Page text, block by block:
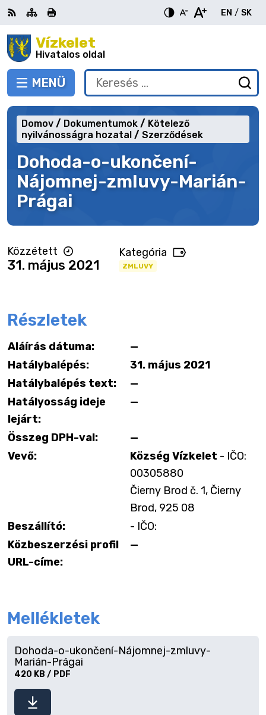
Ugrás
a
tartalomraVízkelet
Hivatalos oldal
VÁLTÁS
MENÜ
RSS Oldaltérkép
Nyomtatás
EN
English
/ SK
Keresés:
be
a
Dohoda-o-ukončení-
Nájomnej-zmluvy-Marián-
Prágai
Domov Dokumentumok
Kötelező
nyilvánosságra hozatal
Szerződések
Közzétett
31. május 2021
Kategória
ZMLUVY
Részletek
Aláírás dátuma:
—
Hatálybalépés:
31. május 2021
Hatálybalépés text:
—
Hatályosság ideje
lejárt:
—
Összeg DPH-val:
—
Vevő:
Község Vízkelet - IČO:
00305880
Čierny Brod č. 1, Čierny
Brod, 925 08
Beszállító:
- IČO:
Közbeszerzési profil
URL-címe:
—
Mellékletek
letöltése
Dohoda-o-ukončení-Nájomnej-zmluvy-
Marián-Prágai
420 KB / PDF